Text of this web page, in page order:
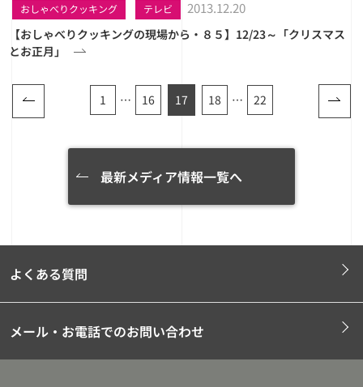
おしゃべりクッキング テレビ 2013.12.20
【おしゃべりクッキングの現場から・８５】12/23～「クリスマス
とお正月」
1 … 16 17 18 … 22
最新メディア情報一覧へ
よくある質問
メール・お電話でのお問い合わせ